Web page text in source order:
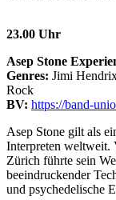
23.00 Uhr
Asep Stone
Genres: Jimi
Rock
BV: https://band-
Asep Stone gilt als
Interpreten weltweit.
Zürich führte sein
beeindruckender
und psychedelische